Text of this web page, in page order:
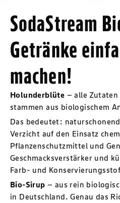
SodaStream
Getränke
machen!
Holunderblüte – alle
stammen aus biologischem
Das bedeutet:
Verzicht auf den Einsatz
Pflanzenschutzmittel und
Geschmacksverstärker und
Farb- und
Bio-Sirup – aus rein
in Deutschland. Genau das